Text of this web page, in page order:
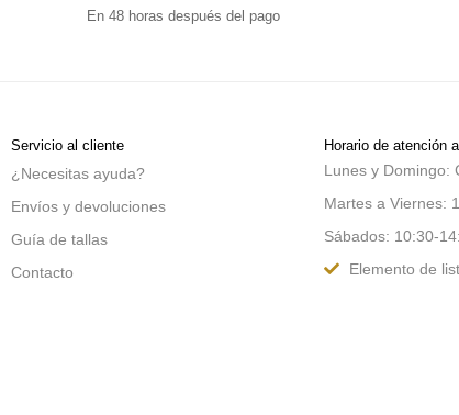
En 48 horas después del pago
Servicio al cliente
¿Necesitas ayuda?
Envíos y devoluciones
Guía de tallas
Contacto
Horario de atención
Lunes y Domingo:
Martes a Viernes:
Sábados: 10:30-
Elemento de